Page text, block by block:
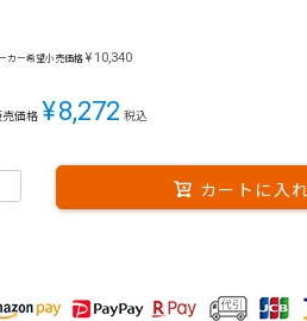
カー希望小売価格 ¥ 10,340
売価格 ¥8,272 税込
カートに入